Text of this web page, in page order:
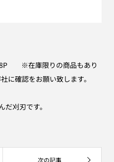
※在庫限りの商品もあり
に確認をお願い致します。
刈刃です。